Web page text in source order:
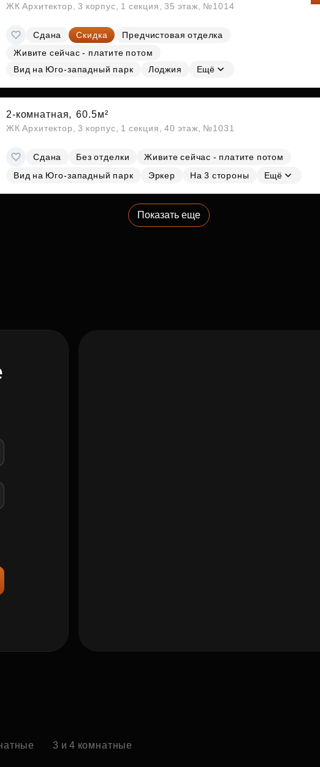
ЖК Архитектор, 3 корпус, 1 секция, 35 этаж, №1014
Сдана Скидка
Предчистовая отделка
Живите сейчас - платите потом
Вид на Юго-западный парк
Лоджия Ещё
2-комнатная, 60.5м²
ЖК Архитектор, 3 корпус, 1 секция, 40 этаж, №1031
Сдана Без отделки
Живите сейчас - платите потом
Вид на Юго-западный парк
Эркер На 3 стороны Ещё
Показать еще
3 и 4 комнатные